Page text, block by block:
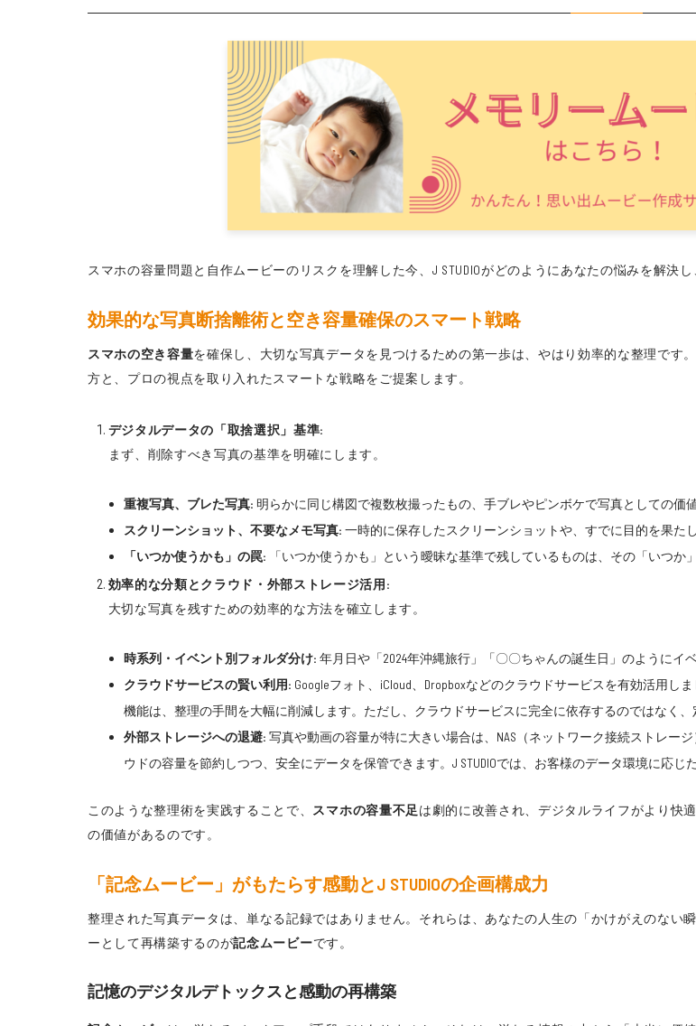
スマホの容量問題と自作ムービーのリスクを理解した今、J STUDIOがどのようにあなたの悩みを解決
効果的な写真断捨離術と空き容量確保のスマート戦略
スマホの空き容量を確保し、大切な写真データを見つけるための第一歩は、やはり効率的な整理です
方と、プロの視点を取り入れたスマートな戦略をご提案します。
デジタルデータの「取捨選択」基準:
まず、削除すべき写真の基準を明確にします。
重複写真、ブレた写真: 明らかに同じ構図で複数枚撮ったもの、手ブレやピンボケで写真としての価
スクリーンショット、不要なメモ写真: 一時的に保存したスクリーンショットや、すでに目的を果た
「いつか使うかも」の罠: 「いつか使うかも」という曖昧な基準で残しているものは、その「いつか
効率的な分類とクラウド・外部ストレージ活用:
大切な写真を残すための効率的な方法を確立します。
時系列・イベント別フォルダ分け: 年月日や「2024年沖縄旅行」「〇〇ちゃんの誕生日」のようにイ
クラウドサービスの賢い利用: Googleフォト、iCloud、Dropboxなどのクラウドサービスを有効活用
機能は、整理の手間を大幅に削減します。ただし、クラウドサービスに完全に依存するのではなく、
外部ストレージへの退避: 写真や動画の容量が特に大きい場合は、NAS（ネットワーク接続ストレー
ウドの容量を節約しつつ、安全にデータを保管できます。J STUDIOでは、お客様のデータ環境に応じ
このような整理術を実践することで、 スマホの容量不足は劇的に改善され、デジタルライフがより快
の価値があるのです。
「記念ムービー」がもたらす感動とJ STUDIOの企画構成力
整理された写真データは、単なる記録ではありません。それらは、あなたの人生の「かけがえのない
ーとして再構築するのが記念ムービーです。
記憶のデジタルデトックスと感動の再構築